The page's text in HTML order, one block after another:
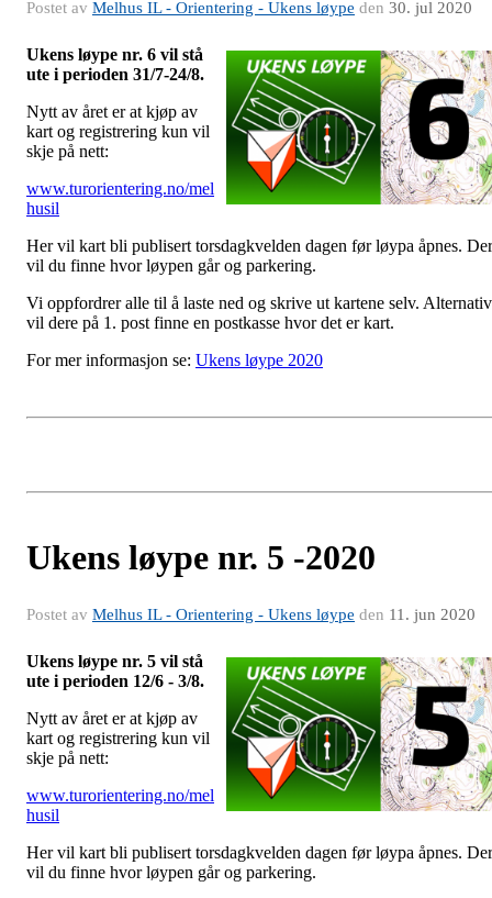
Postet av Melhus IL - Orientering - Ukens løype den 30. jul 2020
Ukens løype nr. 6 vil stå
ute i perioden 31/7-24/8.
Nytt av året er at kjøp av
kart og registrering kun vil
skje på nett:
www.turorientering.no/mel
husil
Her vil kart bli publisert torsdagkvelden dagen før løypa åpnes. Der
vil du finne hvor løypen går og parkering.
Vi oppfordrer alle til å laste ned og skrive ut kartene selv.
vil dere på 1. post finne en postkasse hvor det er kart.
For mer informasjon se: Ukens løype 2020
Ukens løype nr. 5 -2020
Postet av Melhus IL - Orientering - Ukens løype den 11. jun 2020
Ukens løype nr. 5 vil stå
ute i perioden 12/6 - 3/8.
Nytt av året er at kjøp av
kart og registrering kun vil
skje på nett:
www.turorientering.no/mel
husil
Her vil kart bli publisert torsdagkvelden dagen før løypa åpnes. Der
vil du finne hvor løypen går og parkering.